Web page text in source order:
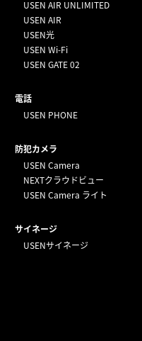
USEN AIR UNLIMITED
USEN AIR
USEN光
USEN Wi-Fi
USEN GATE 02
電話
USEN PHONE
防犯カメラ
USEN Camera
NEXTクラウドビュー
USEN Camera ライト
サイネージ
USENサイネージ